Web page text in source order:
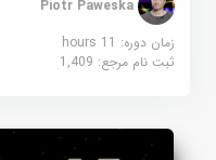
Piotr Paweska
زمان دوره: 11 hours
ثبت نام مرجع:1,409